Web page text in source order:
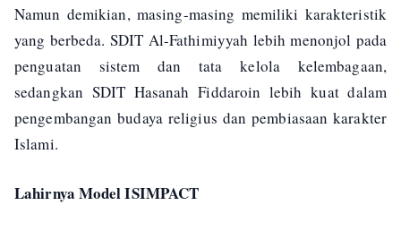
Namun demikian, masing-masing memiliki karakteristik
yang berbeda. SDIT Al-Fathimiyyah lebih menonjol pada
penguatan sistem dan tata kelola kelembagaan,
sedangkan SDIT Hasanah Fiddaroin lebih kuat dalam
pengembangan budaya religius dan pembiasaan karakter
Islami.
Lahirnya Model ISIMPACT